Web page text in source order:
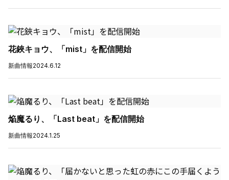
花鋏キョウ、「mist」を配信開始
新曲情報2024.6.12
焔魔るり、「Last beat」を配信開始
新曲情報2024.1.25